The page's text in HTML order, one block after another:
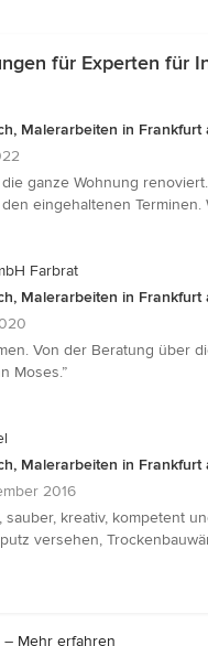
für Experten für
Malerarbeiten in Frankfurt
die ganze Wohnung
eingehaltenen
Farbrat
Malerarbeiten in Frankfurt
Von der Beratung über
Moses.”
Malerarbeiten in Frankfurt
2016
sauber, kreativ, kompetent
versehen,
– Mehr erfahren